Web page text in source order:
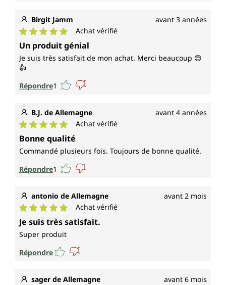
Birgit Jamm avant 3 années
Note moyenne de 5 sur 5 étoiles
Achat vérifié
Un produit génial
Je suis très satisfait de mon achat. Merci beaucoup 😊
👍
Répondre1
B.J. de Allemagne avant 4 années
Note moyenne de 5 sur 5 étoiles
Achat vérifié
Bonne qualité
Commandé plusieurs fois. Toujours de bonne qualité.
Répondre1
antonio de Allemagne avant 2 mois
Note moyenne de 5 sur 5 étoiles
Achat vérifié
Je suis très satisfait.
Super produit
Répondre
sager de Allemagne avant 6 mois